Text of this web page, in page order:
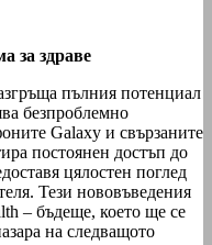
за здраве
пълния потенциал
безпроблемно
Galaxy и свързаните
постоянен достъп до
цялостен поглед
Тези нововъведения
– бъдеще, което ще се
на следващото